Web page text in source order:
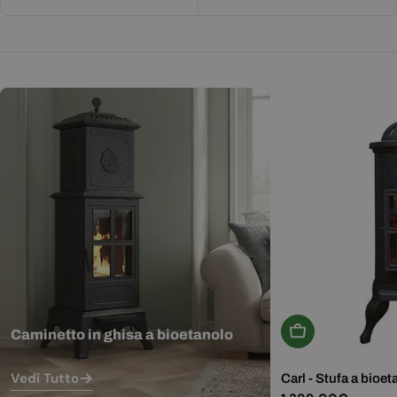
Caminetto in ghisa a bioetanolo
Vedi Tutto
Aggiungi Al
Carl - Stufa a